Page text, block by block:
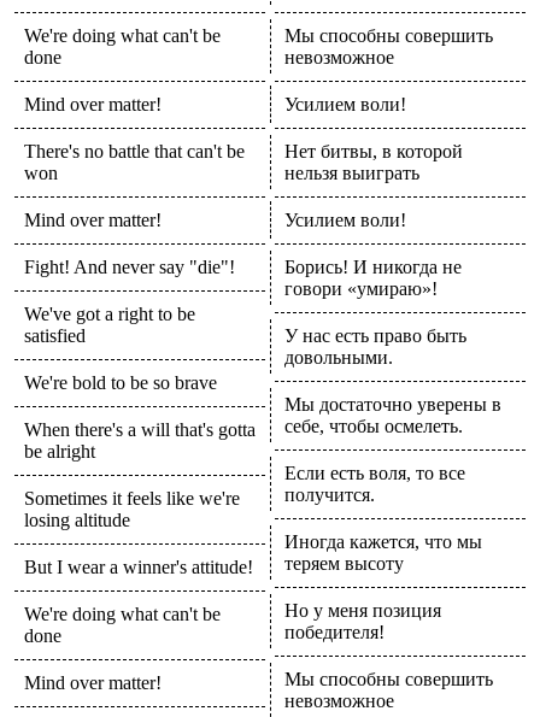
We're doing what can't be
done
Mind over matter!
There's no battle that can't be
won
Mind over matter!
Fight! And never say "die"!
We've got a right to be
satisfied
We're bold to be so brave
When there's a will that's gotta
be alright
Sometimes it feels like we're
losing altitude
But I wear a winner's attitude!
We're doing what can't be
done
Mind over matter!
Мы способны совершить
невозможное
Усилием воли!
Нет битвы, в которой
нельзя выиграть
Усилием воли!
Борись! И никогда не
говори «умираю»!
У нас есть право быть
довольными.
Мы достаточно уверены в
себе, чтобы осмелеть.
Если есть воля, то все
получится.
Иногда кажется, что мы
теряем высоту
Но у меня позиция
победителя!
Мы способны совершить
невозможное